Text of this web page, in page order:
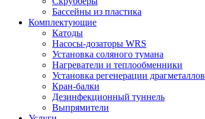
Бассейны из пластика
Комплектующие
Катоды
Насосы-дозаторы WRS
Установка соляного тумана
Нагреватели и теплообменники
Установка регенерации драгметаллов
Кран-балки
Дезинфекционный туннель
Выпрямители